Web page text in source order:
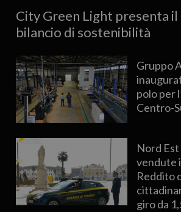
City Green Light presenta
bilancio di sostenibilità
Gruppo
polo per
Centro-
Nord
vendute
Reddito
giro da